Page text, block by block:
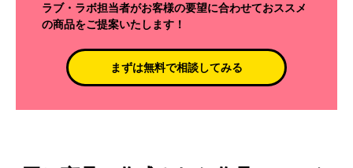
ラブ・ラボ担当者がお客様の要望に合わせておススメ
の商品をご提案いたします！
まずは無料で相談してみる